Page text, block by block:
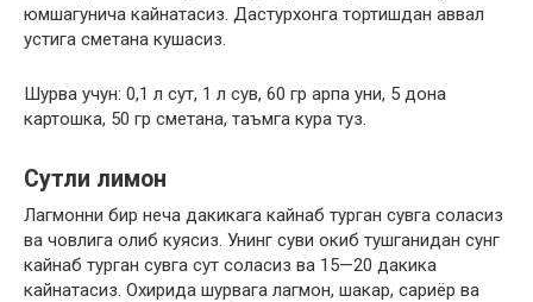
юмшагунича кайнатасиз. Дастурхонга тортишдан аввал
устига сметана кушасиз.
Шурва учун: 0,1 л сут, 1 л сув, 60 гр арпа уни, 5 дона
картошка, 50 гр сметана, таъмга кура туз.
Сутли лимон
Лагмонни бир неча дакикага кайнаб турган сувга соласиз
ва човлига олиб куясиз. Унинг суви окиб тушганидан сунг
кайнаб турган сувга сут соласиз ва 15—20 дакика
кайнатасиз. Охирида шурвага лагмон, шакар, сариёр ва